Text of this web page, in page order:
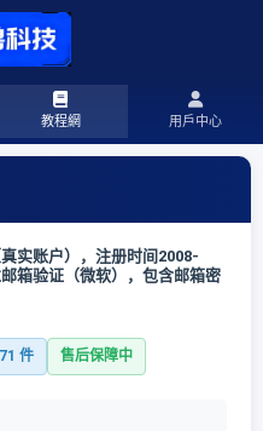
教程網 用戶中心
实账户），注册时间2008-
箱验证（微软），包含邮箱密
件 售后保障中